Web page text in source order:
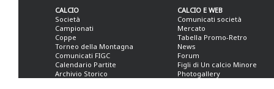
CALCIO
Società
Campionati
Coppe
Torneo della Montagna
Comunicati FIGC
Calendario Partite
Archivio Storico
CALCIO E WEB
Comunicati società
Mercato
Tabella Promo-Retro
News
Forum
Figli di Un calcio Minore
Photogallery